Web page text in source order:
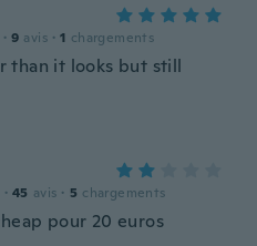
· 9 avis · 1 chargements
than it looks but still
· 45 avis · 5 chargements
pour 20 euros